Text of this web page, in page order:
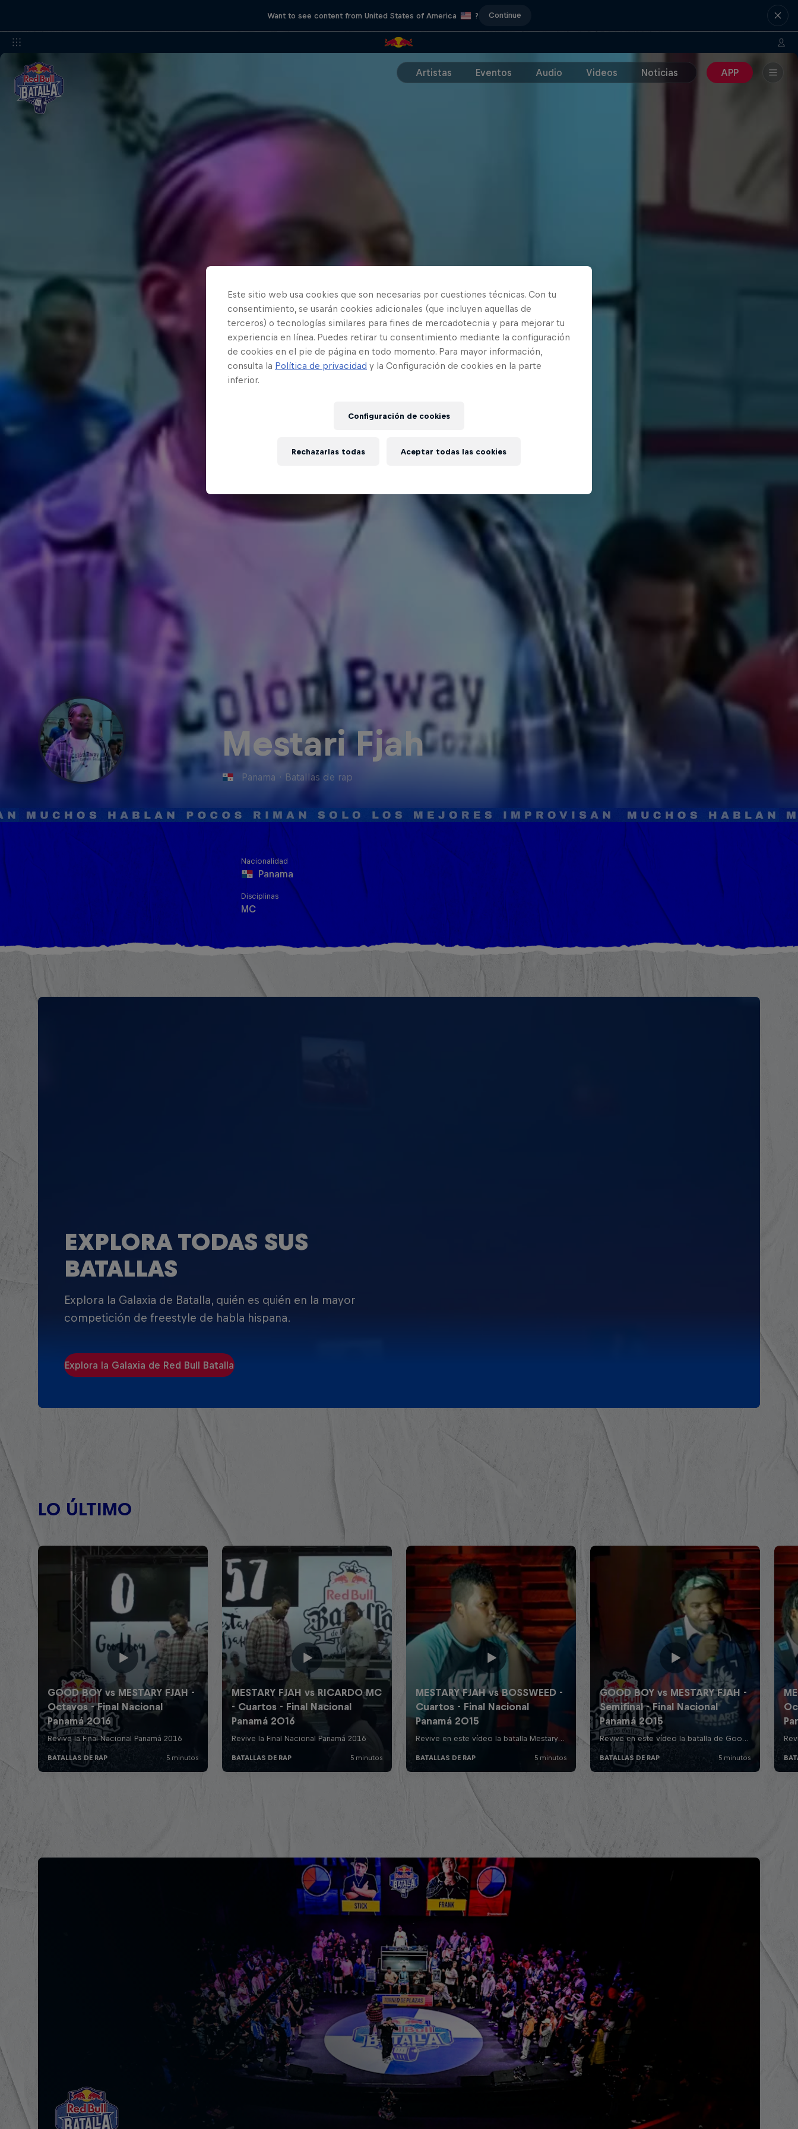
Want to see content from United States of America ? Continue
Artistas Eventos Audio Videos Noticias APP
Mestari Fjah
Panama · Batallas de rap
Nacionalidad
Panama
Disciplinas
MC
EXPLORA TODAS SUS
BATALLAS
Explora la Galaxia de Batalla, quién es quién en la mayor
competición de freestyle de habla hispana.
Explora la Galaxia de Red Bull Batalla
LO ÚLTIMO
Este sitio web usa cookies que son necesarias por cuestiones técnicas. Con tu
consentimiento, se usarán cookies adicionales (que incluyen aquellas de
terceros) o tecnologías similares para fines de mercadotecnia y para mejorar tu
experiencia en línea. Puedes retirar tu consentimiento mediante la configuración
de cookies en el pie de página en todo momento. Para mayor información,
consulta la Política de privacidad y la Configuración de cookies en la parte
inferior.
Configuración de cookies
Rechazarlas todas Aceptar todas las cookies